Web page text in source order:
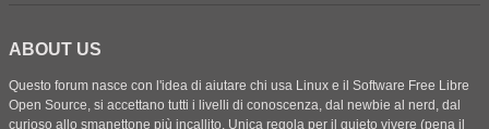
ABOUT US
Questo forum nasce con l'idea di aiutare chi usa Linux e il Software Free Libre
Open Source, si accettano tutti i livelli di conoscenza, dal newbie al nerd, dal
curioso allo smanettone più incallito. Unica regola per il quieto vivere (pena il